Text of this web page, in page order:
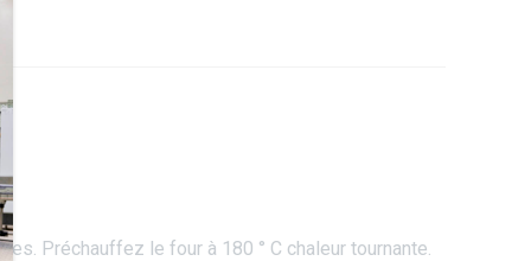
Préchauffez le four à 180 ° C chaleur tournante.